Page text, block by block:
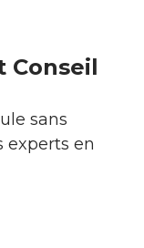
Conseil
sans
experts en